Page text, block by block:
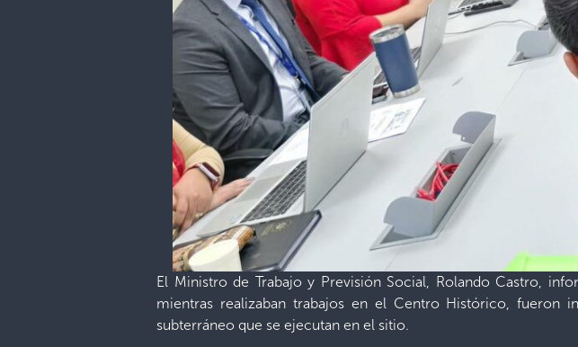
El Ministro de Trabajo y Previsión Social, Rolando Castro,
mientras realizaban trabajos en el Centro Histórico, fueron
subterráneo que se ejecutan en el sitio.